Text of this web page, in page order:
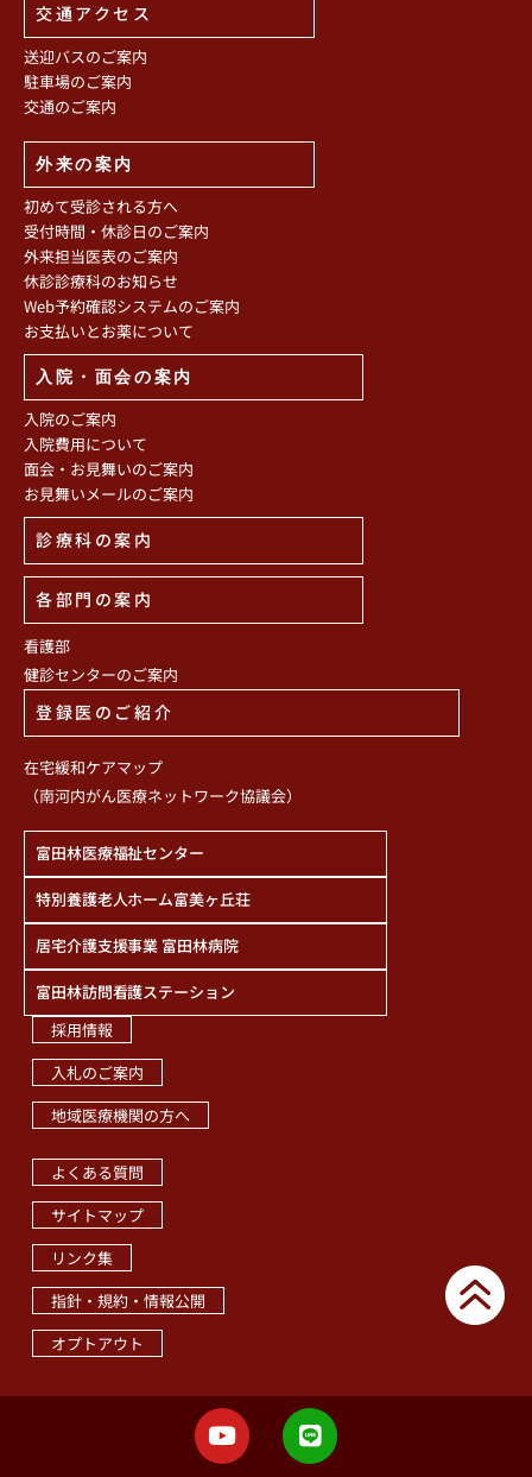
交通アクセス
送迎バスのご案内
駐車場のご案内
交通のご案内
外来の案内
初めて受診される方へ
受付時間・休診日のご案内
外来担当医表のご案内
休診診療科のお知らせ
Web予約確認システムのご案内
お支払いとお薬について
入院・面会の案内
入院のご案内
入院費用について
面会・お見舞いのご案内
お見舞いメールのご案内
診療科の案内
各部門の案内
看護部
健診センターのご案内
登録医のご紹介
在宅緩和ケアマップ
（南河内がん医療ネットワーク協議会）
富田林医療福祉センター
特別養護老人ホーム富美ヶ丘荘
居宅介護支援事業 富田林病院
富田林訪問看護ステーション
採用情報
入札のご案内
地域医療機関の方へ
よくある質問
サイトマップ
リンク集
指針・規約・情報公開
オプトアウト